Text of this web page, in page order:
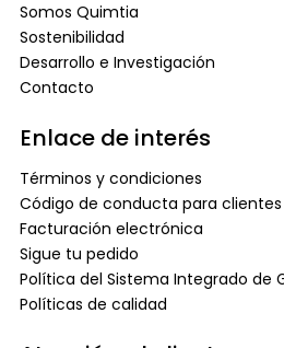
Somos Quimtia
Sostenibilidad
Desarrollo e Investigación
Contacto
Enlace de interés
Términos y condiciones
Código de conducta para
Facturación electrónica
Sigue tu pedido
Política del Sistema Integrado de
Políticas de calidad